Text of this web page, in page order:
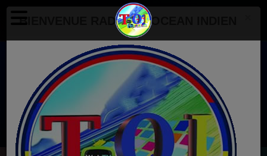
Radio Tv Ocean Indien
BIENVENUE RADIO TV OCEAN INDIEN